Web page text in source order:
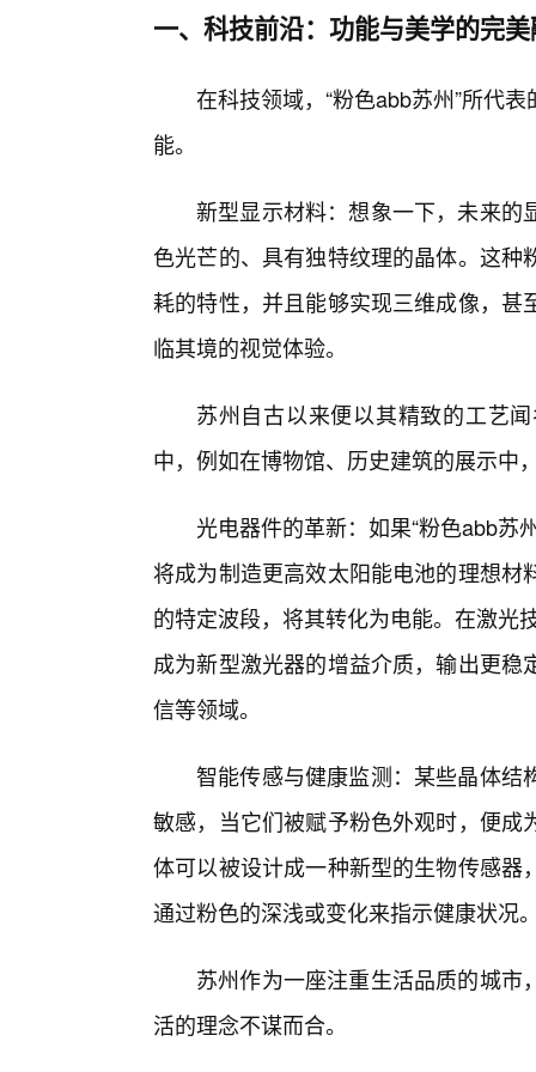
一、科技前沿：功能与美学的完
在科技领域，“粉色abb苏州”所代
能。
新型显示材料：想象一下，未来的
色光芒的、具有独特纹理的晶体。这
耗的特性，并且能够实现三维成像，
临其境的视觉体验。
苏州自古以来便以其精致的工艺
中，例如在博物馆、历史建筑的展示中
光电器件的革新：如果“粉色abb苏
将成为制造更高效太阳能电池的理想
的特定波段，将其转化为电能。在激光
成为新型激光器的增益介质，输出更
信等领域。
智能传感与健康监测：某些晶体结
敏感，当它们被赋予粉色外观时，便
体可以被设计成一种新型的生物传感
通过粉色的深浅或变化来指示健康状况
苏州作为一座注重生活品质的城
活的理念不谋而合。